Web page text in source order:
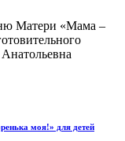
Матери «Мама –
моя!» для детей